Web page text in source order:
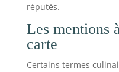
réputés.
Les mentions
carte
Certains termes